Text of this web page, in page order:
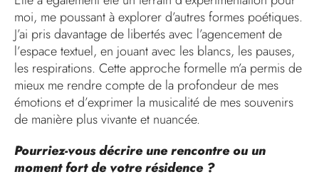
moi, me poussant à explorer d’autres formes poétiques.
J’ai pris davantage de libertés avec l’agencement de
l’espace textuel, en jouant avec les blancs, les pauses,
les respirations. Cette approche formelle m’a permis de
mieux me rendre compte de la profondeur de mes
émotions et d’exprimer la musicalité de mes souvenirs
de manière plus vivante et nuancée.
Pourriez-vous décrire une rencontre ou un
moment fort de votre résidence ?